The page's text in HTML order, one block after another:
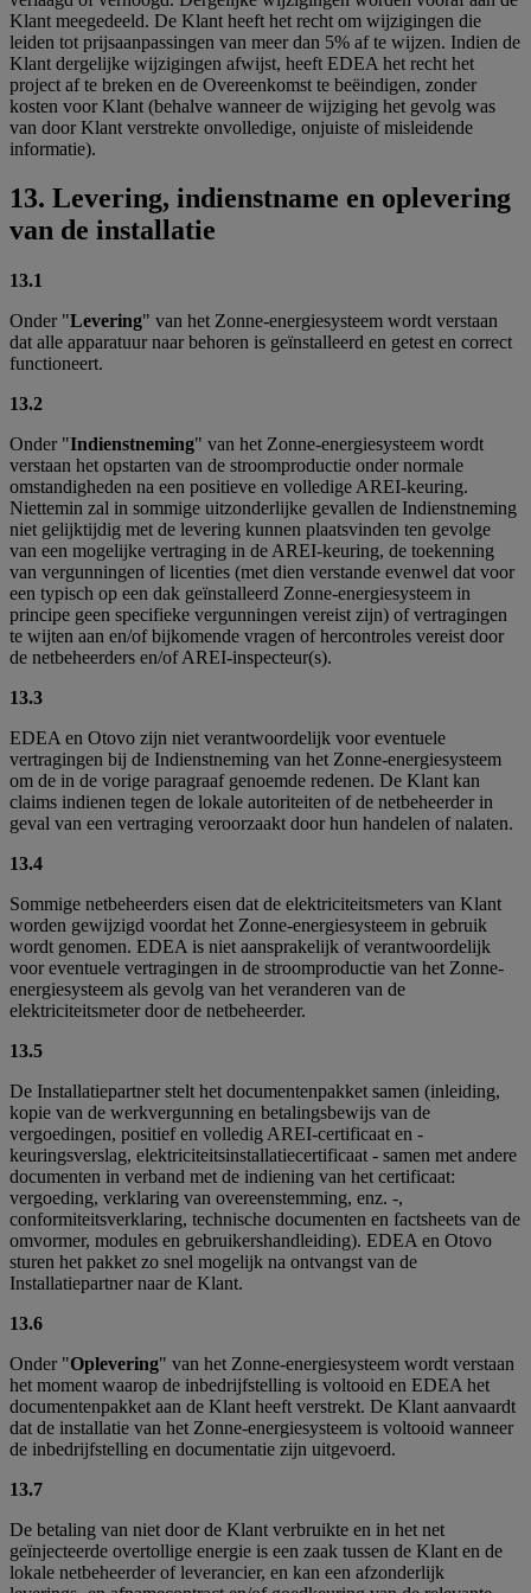
Klant meegedeeld. De Klant heeft het recht om wijzigingen die
leiden tot prijsaanpassingen van meer dan 5% af te wijzen. Indien de
Klant dergelijke wijzigingen afwijst, heeft EDEA het recht het
project af te breken en de Overeenkomst te beëindigen, zonder
kosten voor Klant (behalve wanneer de wijziging het gevolg was
van door Klant verstrekte onvolledige, onjuiste of misleidende
informatie).
13. Levering, indienstname en oplevering
van de installatie
13.1
Onder "Levering" van het Zonne-energiesysteem wordt verstaan
dat alle apparatuur naar behoren is geïnstalleerd en getest en correct
functioneert.
13.2
Onder "Indienstneming" van het Zonne-energiesysteem wordt
verstaan het opstarten van de stroomproductie onder normale
omstandigheden na een positieve en volledige AREI-keuring.
Niettemin zal in sommige uitzonderlijke gevallen de Indienstneming
niet gelijktijdig met de levering kunnen plaatsvinden ten gevolge
van een mogelijke vertraging in de AREI-keuring, de toekenning
van vergunningen of licenties (met dien verstande evenwel dat voor
een typisch op een dak geïnstalleerd Zonne-energiesysteem in
principe geen specifieke vergunningen vereist zijn) of vertragingen
te wijten aan en/of bijkomende vragen of hercontroles vereist door
de netbeheerders en/of AREI-inspecteur(s).
13.3
EDEA en Otovo zijn niet verantwoordelijk voor eventuele
vertragingen bij de Indienstneming van het Zonne-energiesysteem
om de in de vorige paragraaf genoemde redenen. De Klant kan
claims indienen tegen de lokale autoriteiten of de netbeheerder in
geval van een vertraging veroorzaakt door hun handelen of nalaten.
13.4
Sommige netbeheerders eisen dat de elektriciteitsmeters van Klant
worden gewijzigd voordat het Zonne-energiesysteem in gebruik
wordt genomen. EDEA is niet aansprakelijk of verantwoordelijk
voor eventuele vertragingen in de stroomproductie van het Zonne-
energiesysteem als gevolg van het veranderen van de
elektriciteitsmeter door de netbeheerder.
13.5
De Installatiepartner stelt het documentenpakket samen (inleiding,
kopie van de werkvergunning en betalingsbewijs van de
vergoedingen, positief en volledig AREI-certificaat en -
keuringsverslag, elektriciteitsinstallatiecertificaat - samen met andere
documenten in verband met de indiening van het certificaat:
vergoeding, verklaring van overeenstemming, enz. -,
conformiteitsverklaring, technische documenten en factsheets van de
omvormer, modules en gebruikershandleiding). EDEA en Otovo
sturen het pakket zo snel mogelijk na ontvangst van de
Installatiepartner naar de Klant.
13.6
Onder "Oplevering" van het Zonne-energiesysteem wordt verstaan
het moment waarop de inbedrijfstelling is voltooid en EDEA het
documentenpakket aan de Klant heeft verstrekt. De Klant aanvaardt
dat de installatie van het Zonne-energiesysteem is voltooid wanneer
de inbedrijfstelling en documentatie zijn uitgevoerd.
13.7
De betaling van niet door de Klant verbruikte en in het net
geïnjecteerde overtollige energie is een zaak tussen de Klant en de
lokale netbeheerder of leverancier, en kan een afzonderlijk